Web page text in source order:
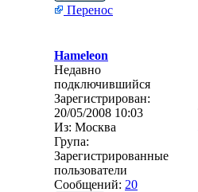
Перенос
Hameleon
Недавно
подключившийся
Зарегистрирован:
20/05/2008 10:03
Из: Москва
Група:
Зарегистрированные
пользователи
Сообщений: 20